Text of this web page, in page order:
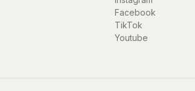
Facebook
TikTok
Youtube